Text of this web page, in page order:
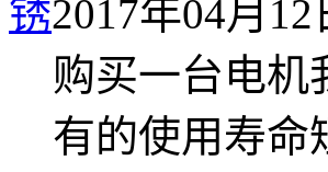
锈2017年04月12
购买一台电机
有的使用寿命